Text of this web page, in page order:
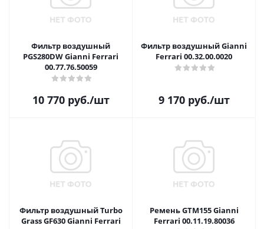
Фильтр воздушный
PGS280DW Gianni Ferrari
00.77.76.50059
10 770руб./шт
Фильтр воздушный Gianni
Ferrari 00.32.00.0020
9 170руб./шт
Фильтр воздушный Turbo
Grass GF630 Gianni Ferrari
Ремень GTM155 Gianni
Ferrari 00.11.19.80036